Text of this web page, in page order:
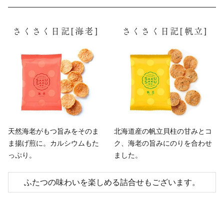
さくさく日記[海老]
天然海老がもつ旨みをそのま
ま揚げ煎に。 カルシウムもた
っぷり。
さくさく日記[帆立]
北海道産の帆立貝柱の甘みとコ
ク、海老の旨みにのりを合わせ
ました。
ふたつの味わいを楽しめる詰合せもございます。